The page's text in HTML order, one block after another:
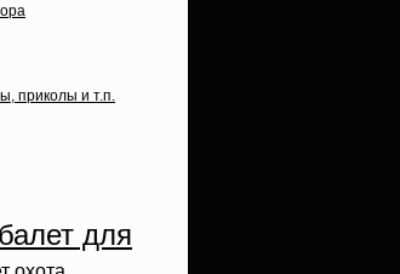
приколы и т.п.
для